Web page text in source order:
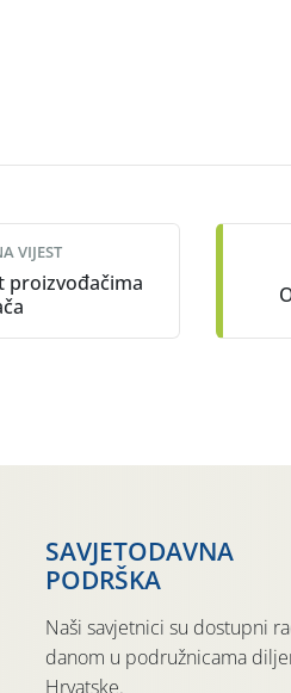
VIJEST
proizvođačima
SAVJETODAVNA
PODRŠKA
Naši savjetnici su dostupni
danom u podružnicama
Hrvatske.